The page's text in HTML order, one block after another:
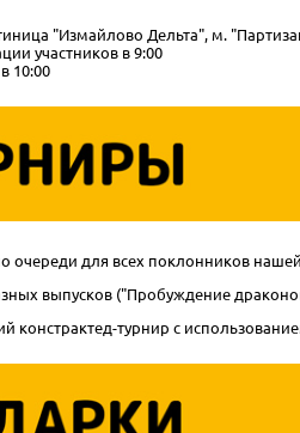
"Измайлово Дельта", м.
участников в 9:00
10:00
очереди для всех поклонников
выпусков ("Пробуждение
констрактед-турнир с